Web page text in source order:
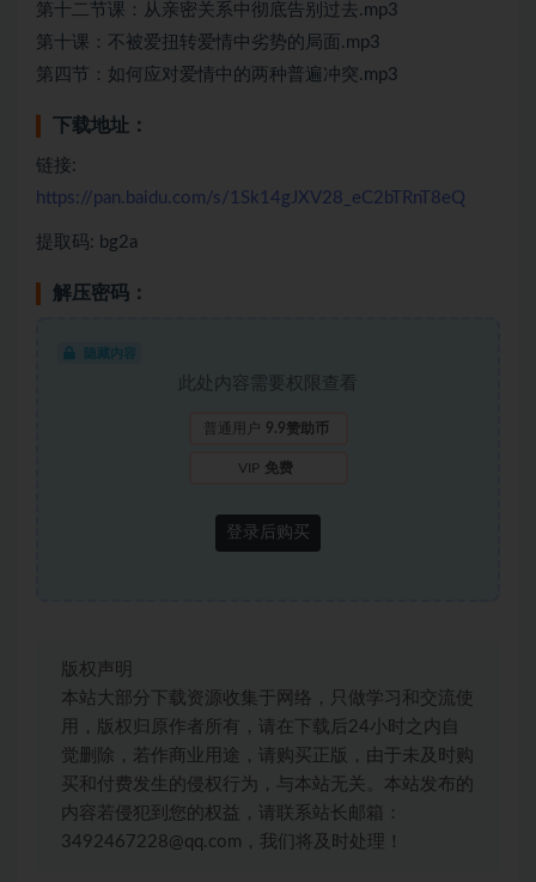
第十二节课：从亲密关系中彻底告别过去.mp3
第十课：不被爱扭转爱情中劣势的局面.mp3
第四节：如何应对爱情中的两种普遍冲突.mp3
下载地址：
链接:
https://pan.baidu.com/s/1Sk14gJXV28_eC2bTRnT8eQ
提取码: bg2a
解压密码：
隐藏内容
此处内容需要权限查看
普通用户 9.9赞助币
VIP 免费
登录后购买
版权声明
本站大部分下载资源收集于网络，只做学习和交流使
用，版权归原作者所有，请在下载后24小时之内自
觉删除，若作商业用途，请购买正版，由于未及时购
买和付费发生的侵权行为，与本站无关。本站发布的
内容若侵犯到您的权益，请联系站长邮箱：
3492467228@qq.com，我们将及时处理！